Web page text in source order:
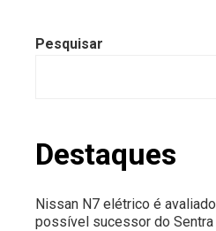
Pesquisar
Destaques
Nissan N7 elétrico é
possível sucessor do Sentra